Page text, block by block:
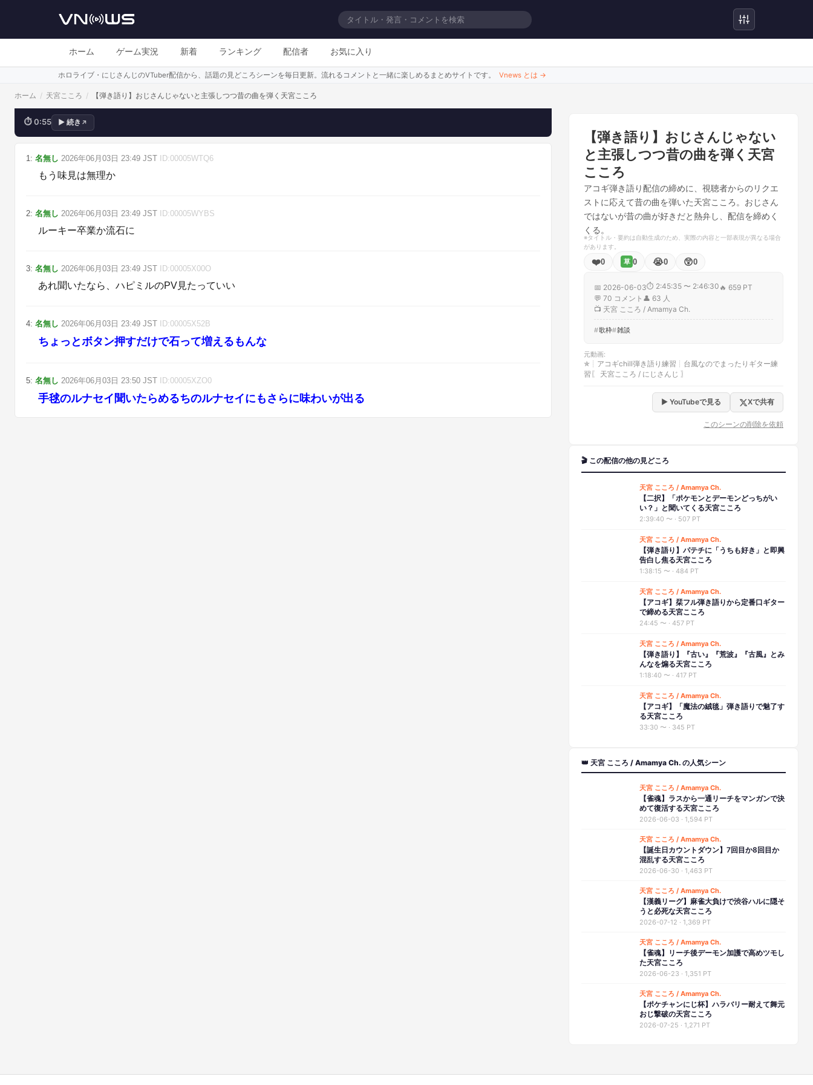
ホーム ゲーム実況 新着 ランキング 配信者 お気に入り
ホロライブ・にじさんじのVTuber配信から、話題の見どころシーンを毎日更新。流れるコメントと一緒に楽しめるまとめサイトです。 Vnews とは →
ホーム / 天宮こころ / 【弾き語り】おじさんじゃないと主張しつつ昔の曲を弾く天宮こころ
💬めっちゃ癒された、おつかれさま～
おじさんじゃないけど
⏱0:55 ▶ 続き ↗
【弾き語り】おじさんじゃない
と主張しつつ昔の曲を弾く天宮
こころ
アコギ弾き語り配信の締めに、視聴者からのリクエ
ストに応えて昔の曲を弾いた天宮こころ。おじさん
ではないが昔の曲が好きだと熱弁し、配信を締めく
くる。
※タイトル・要約は自動生成のため、実際の内容と一部表現が異なる場合
があります。
❤️0 草 0 😭0 😲0
📅 2026-06-03⏱ 2:45:35 〜 2:46:30 🔥 659 PT
💬 70 コメント 👤 63 人
📺 天宮 こころ / Amamya Ch.
歌枠 雑談
元動画:
✯┊アコギchill弾き語り練習┊台風なのでまったりギター練
習〖 天宮こころ / にじさんじ 〗
▶ YouTubeで見る Xで共有
このシーンの削除を依頼
🎬 この配信の他の見どころ
天宮 こころ / Amamya Ch.
【二択】「ポケモンとデーモンどっちがい
い？」と聞いてくる天宮こころ
2:39:40 〜 · 507 PT
天宮 こころ / Amamya Ch.
【弾き語り】パテチに「うちも好き」と即興
告白し焦る天宮こころ
1:38:15 〜 · 484 PT
天宮 こころ / Amamya Ch.
【アコギ】栞フル弾き語りから定番口ギター
で締める天宮こころ
24:45 〜 · 457 PT
天宮 こころ / Amamya Ch.
【弾き語り】『古い』『荒波』『古風』とみ
んなを煽る天宮こころ
1:18:40 〜 · 417 PT
天宮 こころ / Amamya Ch.
【アコギ】「魔法の絨毯」弾き語りで魅了す
る天宮こころ
33:30 〜 · 345 PT
👑 天宮 こころ / Amamya Ch. の人気シーン
天宮 こころ / Amamya Ch.
【雀魂】ラスから一通リーチをマンガンで決
めて復活する天宮こころ
2026-06-03 · 1,594 PT
天宮 こころ / Amamya Ch.
【誕生日カウントダウン】7回目か8回目か
混乱する天宮こころ
2026-06-30 · 1,463 PT
天宮 こころ / Amamya Ch.
【漢義リーグ】麻雀大負けで渋谷ハルに隠そ
うと必死な天宮こころ
2026-07-12 · 1,369 PT
天宮 こころ / Amamya Ch.
【雀魂】リーチ後デーモン加護で高めツモし
た天宮こころ
2026-06-23 · 1,351 PT
天宮 こころ / Amamya Ch.
【ポケチャンにじ杯】ハラバリー耐えて舞元
おじ撃破の天宮こころ
2026-07-25 · 1,271 PT
1: 名無し 2026年06月03日 23:49 JST ID:00005WTQ6
もう味見は無理か
2: 名無し 2026年06月03日 23:49 JST ID:00005WYBS
ルーキー卒業か流石に
3: 名無し 2026年06月03日 23:49 JST ID:00005X00O
あれ聞いたなら、ハピミルのPV見たっていい
4: 名無し 2026年06月03日 23:49 JST ID:00005X52B
ちょっとボタン押すだけで石って増えるもんな
5: 名無し 2026年06月03日 23:50 JST ID:00005XZO0
手毬のルナセイ聞いたらめるちのルナセイにもさらに味わいが出る